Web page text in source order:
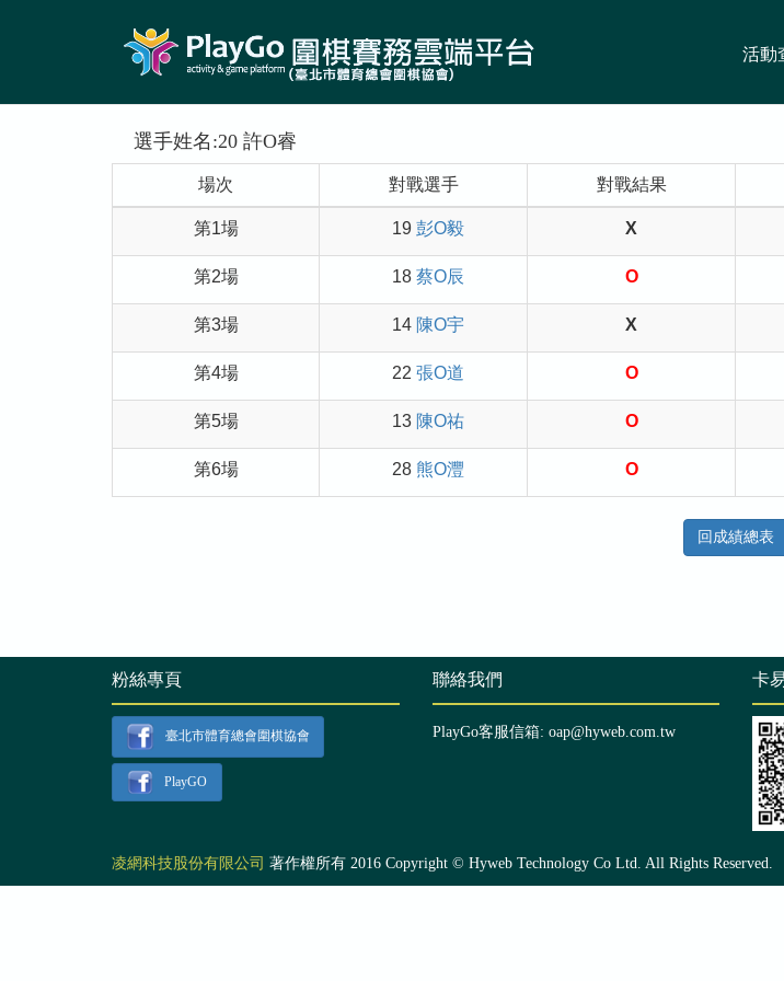
活動
選手姓名:20 許O睿
場次 對戰選手 對戰結果
第1場 19 彭O毅 X
第2場 18 蔡O辰 O
第3場 14 陳O宇 X
第4場 22 張O道 O
第5場 13 陳O祐 O
第6場 28 熊O灃 O
回成績總表
粉絲專頁
臺北市體育總會圍棋協會
PlayGO
聯絡我們
PlayGo客服信箱: oap@hyweb.com.tw
卡
凌網科技股份有限公司 著作權所有 2016 Copyright © Hyweb Technology Co Ltd. All Rights Reserved.